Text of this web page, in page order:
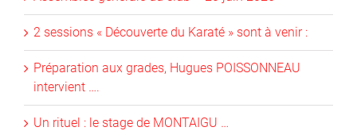
2 sessions « Découverte du Karaté » sont à venir :
Préparation aux grades, Hugues POISSONNEAU
intervient ….
Un rituel : le stage de MONTAIGU …